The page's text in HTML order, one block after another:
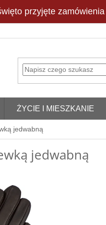
przyjęte
ŻYCIE I MIESZKANIE
jedwabną
jedwabną